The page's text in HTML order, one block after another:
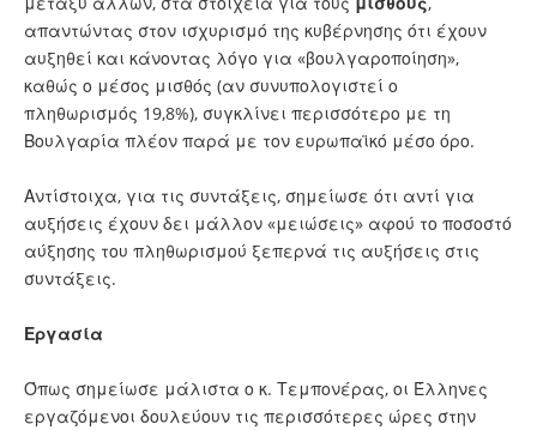
απαντώντας στον ισχυρισμό της κυβέρνησης ότι έχουν
αυξηθεί και κάνοντας λόγο για «βουλγαροποίηση»,
καθώς ο μέσος μισθός (αν συνυπολογιστεί ο
πληθωρισμός 19,8%), συγκλίνει περισσότερο με τη
Βουλγαρία πλέον παρά με τον ευρωπαϊκό μέσο όρο.
Αντίστοιχα, για τις συντάξεις, σημείωσε ότι αντί για
αυξήσεις έχουν δει μάλλον «μειώσεις» αφού το ποσοστό
αύξησης του πληθωρισμού ξεπερνά τις αυξήσεις στις
συντάξεις.
Εργασία
Όπως σημείωσε μάλιστα ο κ. Τεμπονέρας, οι Έλληνες
εργαζόμενοι δουλεύουν τις περισσότερες ώρες στην